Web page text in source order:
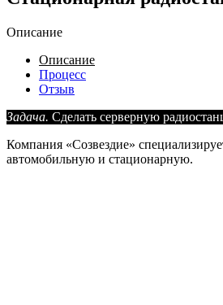
Описание
Описание
Процесс
Отзыв
Задача. Сделать серверную
Компания «Созвездие»
автомобильную и стационарную.